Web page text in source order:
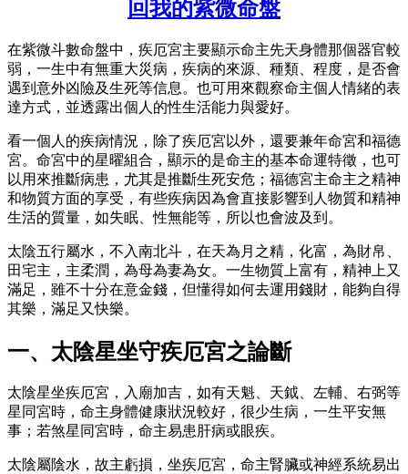
回我的紫微命盤
在紫微斗數命盤中，疾厄宮主要顯示命主先天身體那個器官較
弱，一生中有無重大災病，疾病的來源、種類、程度，是否會
遇到意外凶險及生死等信息。也可用來觀察命主個人情緒的表
達方式，並透露出個人的性生活能力與愛好。
看一個人的疾病情況，除了疾厄宮以外，還要兼年命宮和福德
宮。命宮中的星曜組合，顯示的是命主的基本命運特徵，也可
以用來推斷病患，尤其是推斷生死安危；福德宮主命主之精神
和物質方面的享受，有些疾病因為會直接影響到人物質和精神
生活的質量，如失眠、性無能等，所以也會波及到。
太陰五行屬水，不入南北斗，在天為月之精，化富，為財帛、
田宅主，主柔潤，為母為妻為女。一生物質上富有，精神上又
滿足，雖不十分在意金錢，但懂得如何去運用錢財，能夠自得
其樂，滿足又快樂。
一、太陰星坐守疾厄宮之論斷
太陰星坐疾厄宮，入廟加吉，如有天魁、天鉞、左輔、右弼等
星同宮時，命主身體健康狀況較好，很少生病，一生平安無
事；若煞星同宮時，命主易患肝病或眼疾。
太陰屬陰水，故主虧損，坐疾厄宮，命主腎臟或神經系統易出